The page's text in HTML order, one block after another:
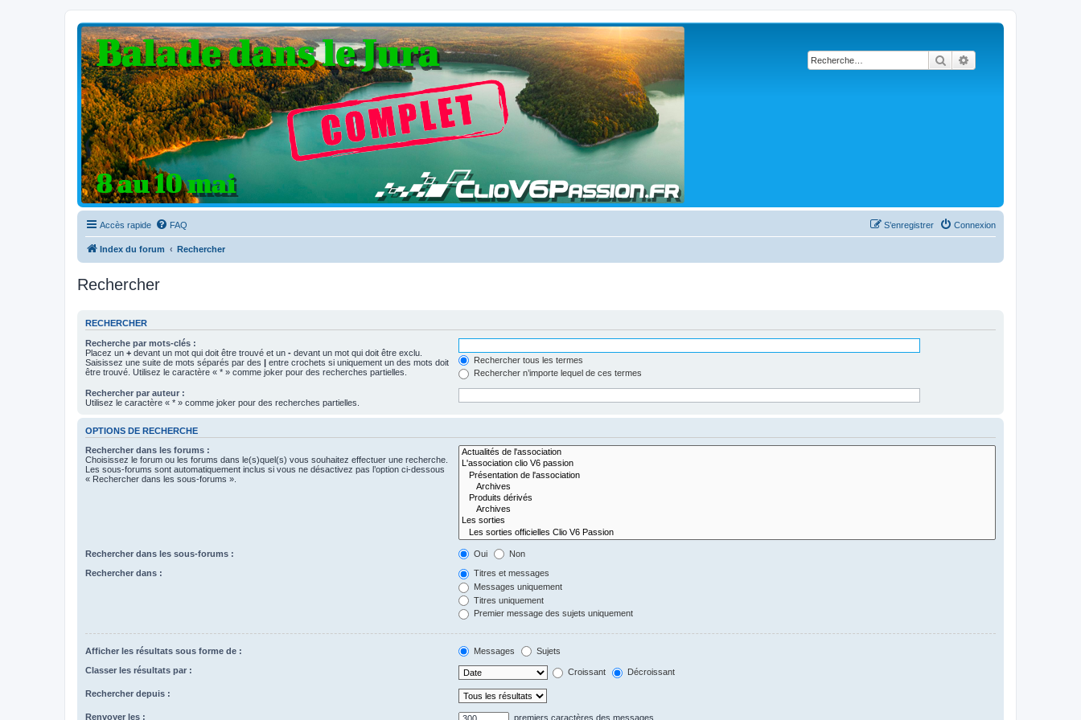
Rechercher
Clio V6 Passion
Le site français des passionnés de Clio V6
Accès rapide FAQ Connexion
S’enregistrer
Index du forum Rechercher
Rechercher
RECHERCHER
Recherche par mots-clés :
Placez un + devant un mot qui doit être trouvé et un - devant un mot qui doit être exclu.
Saisissez une suite de mots séparés par des | entre crochets si uniquement un des mots doit
être trouvé. Utilisez le caractère « * » comme joker pour des recherches partielles.
Rechercher tous les termes
Rechercher n’importe lequel de ces termes
Rechercher par auteur :
Utilisez le caractère « * » comme joker pour des recherches partielles.
OPTIONS DE RECHERCHE
Rechercher dans les forums :
Choisissez le forum ou les forums dans le(s)quel(s) vous souhaitez effectuer une recherche.
Les sous-forums sont automatiquement inclus si vous ne désactivez pas l’option ci-dessous
« Rechercher dans les sous-forums ».
Rechercher dans les sous-forums : Oui Non
Rechercher dans :
Titres et messages
Messages uniquement
Titres uniquement
Premier message des sujets uniquement
Afficher les résultats sous forme de : Messages Sujets
Classer les résultats par : Croissant Décroissant
Rechercher depuis :
Renvoyer les : premiers caractères des messages